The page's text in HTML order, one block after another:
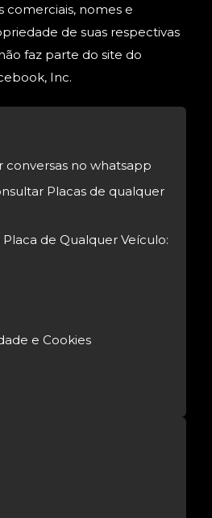
comerciais, nomes e
de suas respectivas
faz parte do site do
Inc.
conversas no whatsapp
Placas de qualquer
de Qualquer Veículo:
e Cookies